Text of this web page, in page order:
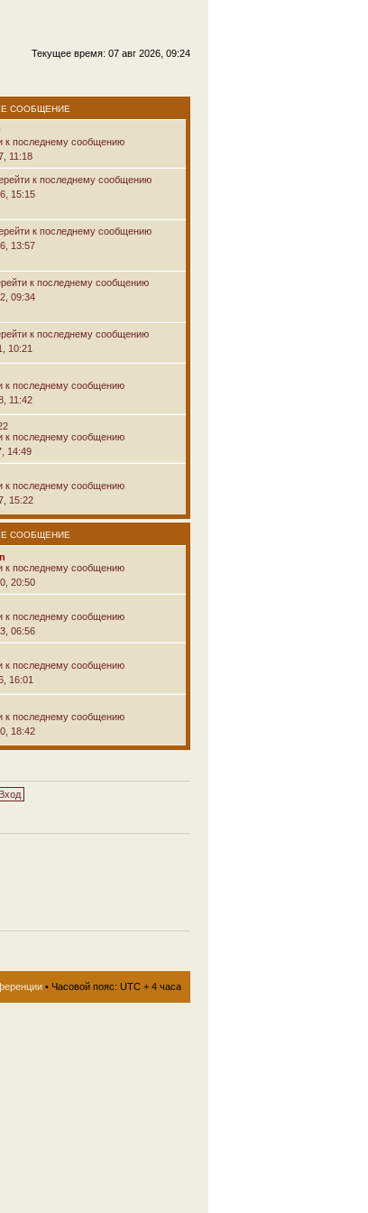
Текущее время: 07 авг 2026, 09:24
СООБЩЕНИЕ
11:18
15:15
13:57
09:34
10:21
11:42
14:49
15:22
СООБЩЕНИЕ
20:50
06:56
16:01
18:42
• Часовой пояс: UTC + 4 часа